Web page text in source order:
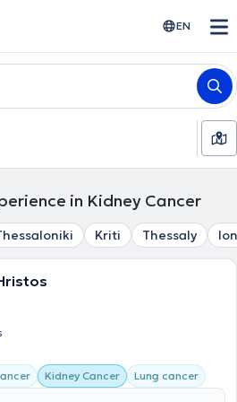
EN
in Kidney Cancer
Kriti Thessaly
Kidney Cancer Lung cancer